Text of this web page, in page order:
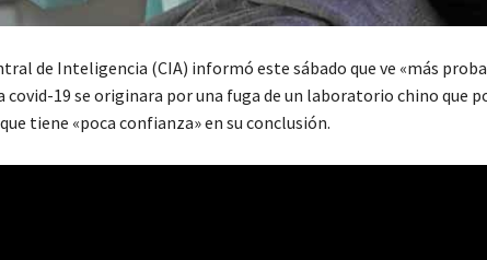
de Inteligencia (CIA) informó este sábado que ve «más
covid-19 se originara por una fuga de un laboratorio chino que
tiene «poca confianza» en su conclusión.